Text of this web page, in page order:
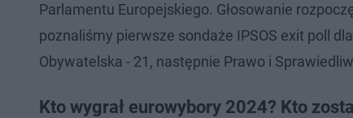
Parlamentu Europejskiego. Głosowanie
poznaliśmy pierwsze sondaże IPSOS exit poll
Obywatelska - 21, następnie Prawo i
Kto wygrał eurowybory 2024? Kto